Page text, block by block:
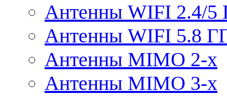
Антенны WIFI 2.4/5
Антенны WIFI 5.8
Антенны MIMO 2-x
Антенны MIMO 3-x